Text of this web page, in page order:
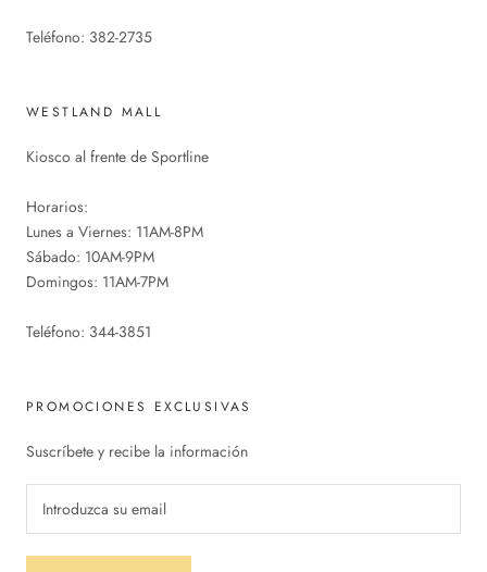
Teléfono: 382-2735
WESTLAND MALL
Kiosco al frente de Sportline
Horarios:
Lunes a Viernes: 11AM-8PM
Sábado: 10AM-9PM
Domingos: 11AM-7PM
Teléfono: 344-3851
PROMOCIONES EXCLUSIVAS
Suscríbete y recibe la información